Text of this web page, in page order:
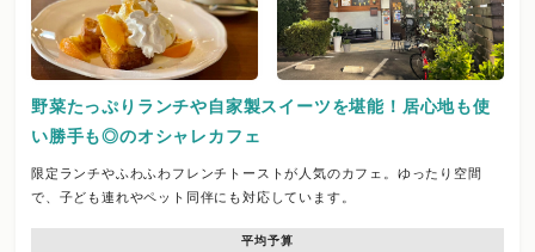
野菜たっぷりランチや自家製スイーツを堪能！居心地も使
い勝手も◎のオシャレカフェ
限定ランチやふわふわフレンチトーストが人気のカフェ。ゆったり空間
で、子ども連れやペット同伴にも対応しています。
平均予算